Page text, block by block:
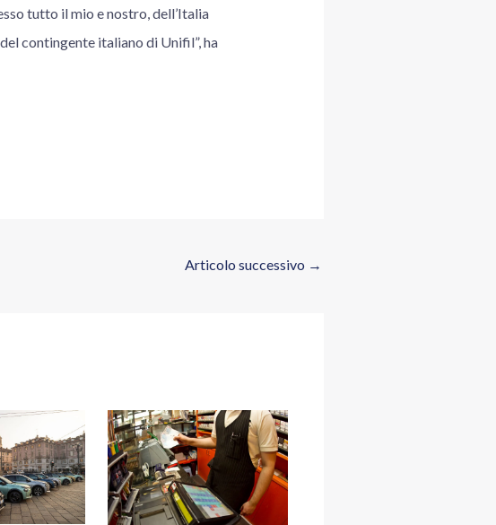
tutto il mio e nostro, dell’Italia
contingente italiano di Unifil”, ha
Articolo successivo →